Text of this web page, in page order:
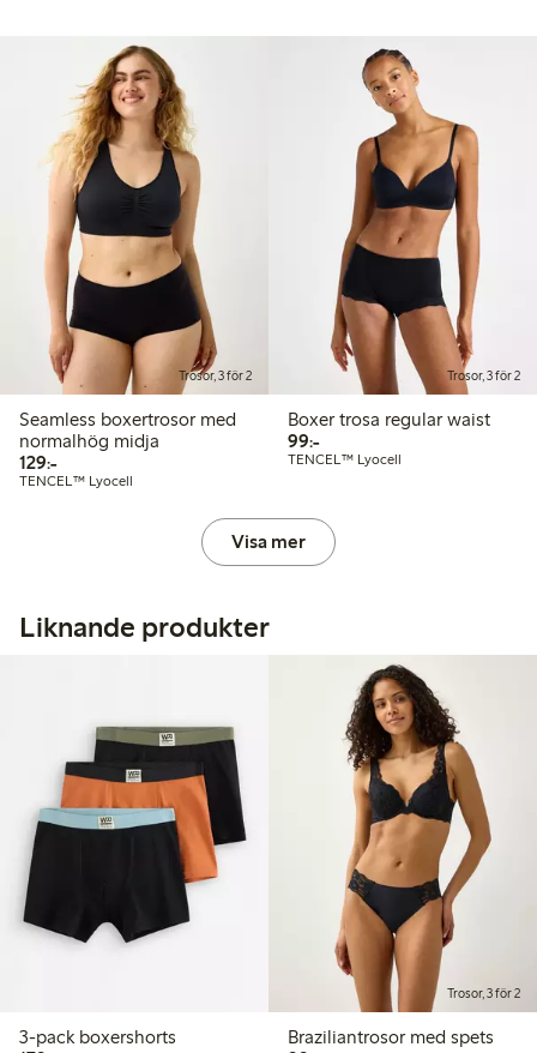
Trosor, 3 för 2
Seamless boxertrosor med
normalhög midja
129:-129,00 kr
TENCEL™ Lyocell
Trosor, 3 för 2
Boxer trosa regular waist
99:-99,00 kr
TENCEL™ Lyocell
Visa mer
Liknande produkter
3-pack boxershorts
Trosor, 3 för 2
Braziliantrosor med spets